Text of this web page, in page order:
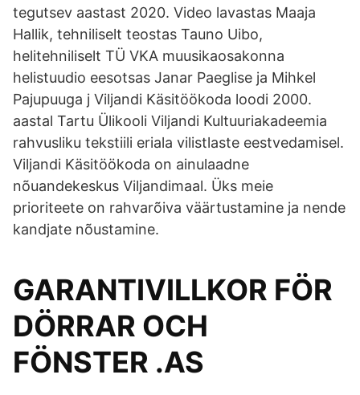
tegutsev aastast 2020. Video lavastas Maaja
Hallik, tehniliselt teostas Tauno Uibo,
helitehniliselt TÜ VKA muusikaosakonna
helistuudio eesotsas Janar Paeglise ja Mihkel
Pajupuuga j Viljandi Käsitöökoda loodi 2000.
aastal Tartu Ülikooli Viljandi Kultuuriakadeemia
rahvusliku tekstiili eriala vilistlaste eestvedamisel.
Viljandi Käsitöökoda on ainulaadne
nõuandekeskus Viljandimaal. Üks meie
prioriteete on rahvarõiva väärtustamine ja nende
kandjate nõustamine.
GARANTIVILLKOR FÖR
DÖRRAR OCH
FÖNSTER .AS